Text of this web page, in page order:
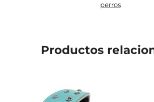
perros
Productos